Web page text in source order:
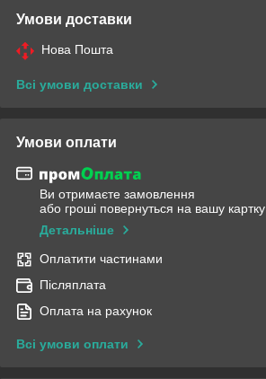
Умови доставки
Нова Пошта
Всі умови доставки
Умови оплати
Ви отримаєте замовлення
або гроші повернуться на вашу картку
Детальніше
Оплатити частинами
Післяплата
Оплата на рахунок
Всі умови оплати